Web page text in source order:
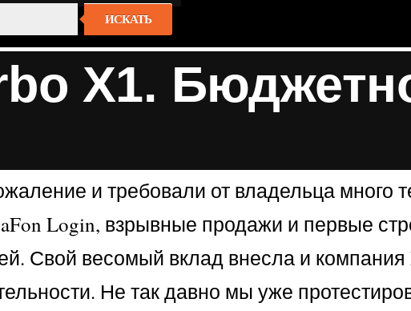
ИСКАТЬ
X1.
и требовали от владельца много
Login, взрывные продажи и первые
Свой весомый вклад внесла и
Не так давно мы уже